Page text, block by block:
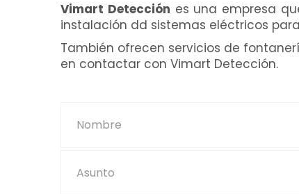
Vimart Detección es una empresa
instalación dd sistemas eléctricos
También ofrecen servicios de
en contactar con Vimart Detección.